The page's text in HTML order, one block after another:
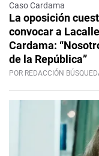
Caso Cardama
La oposición
convocar a
Cardama:
de la República”
POR REDACCIÓN